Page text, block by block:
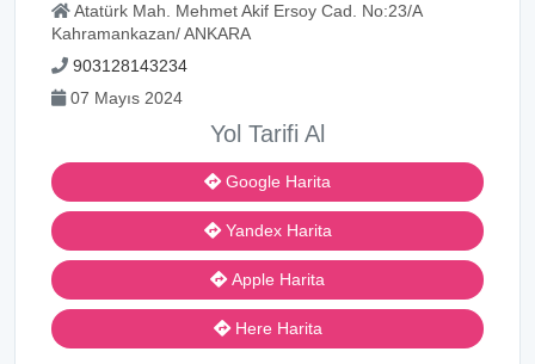
Atatürk Mah. Mehmet Akif Ersoy Cad. No:23/A
Kahramankazan/ ANKARA
903128143234
07 Mayıs 2024
Yol Tarifi Al
Google Harita
Yandex Harita
Apple Harita
Here Harita